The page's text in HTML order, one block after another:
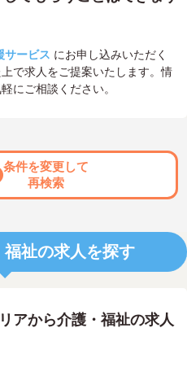
サービス にお申し込みいただく
で求人をご提案いたします。情
にご相談ください。
条件を変更して
再検索
祉の求人を探す
アから介護・福祉の求人